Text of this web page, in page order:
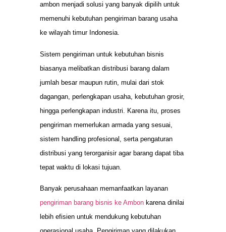
ambon menjadi solusi yang banyak dipilih untuk
memenuhi kebutuhan pengiriman barang usaha
ke wilayah timur Indonesia.
Sistem pengiriman untuk kebutuhan bisnis
biasanya melibatkan distribusi barang dalam
jumlah besar maupun rutin, mulai dari stok
dagangan, perlengkapan usaha, kebutuhan grosir,
hingga perlengkapan industri. Karena itu, proses
pengiriman memerlukan armada yang sesuai,
sistem handling profesional, serta pengaturan
distribusi yang terorganisir agar barang dapat tiba
tepat waktu di lokasi tujuan.
Banyak perusahaan memanfaatkan layanan
pengiriman barang bisnis ke Ambon karena dinilai
lebih efisien untuk mendukung kebutuhan